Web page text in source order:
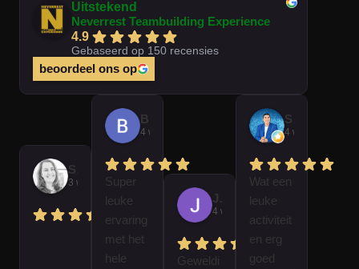
Uitstekend
Neverrest Teambuilding Experience
4.9
Gebaseerd op 150 recensies
beoordeel ons op
3 weken geleden
4 weken geleden
Super
leuke
ervaring
met het
hele
José Van Gorkum
4 weken geleden
Geweldi
4 weken geleden
Wat een
leuke
activiteit
en erg
goed